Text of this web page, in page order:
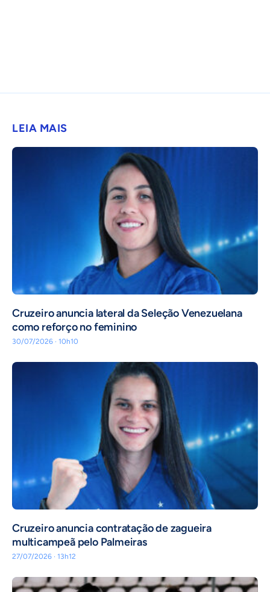
LEIA MAIS
Cruzeiro anuncia lateral da Seleção Venezuelana
como reforço no feminino
30/07/2026 · 10h10
Cruzeiro anuncia contratação de zagueira
multicampeã pelo Palmeiras
27/07/2026 · 13h12